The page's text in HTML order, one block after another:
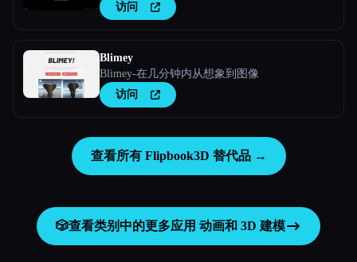
访问
Blimey
Blimey-在几分钟内从想象到图像
访问
查看所有 Flipbook3D 替代品 →
🎲查看类别中的更多应用 动画和 3D 建模